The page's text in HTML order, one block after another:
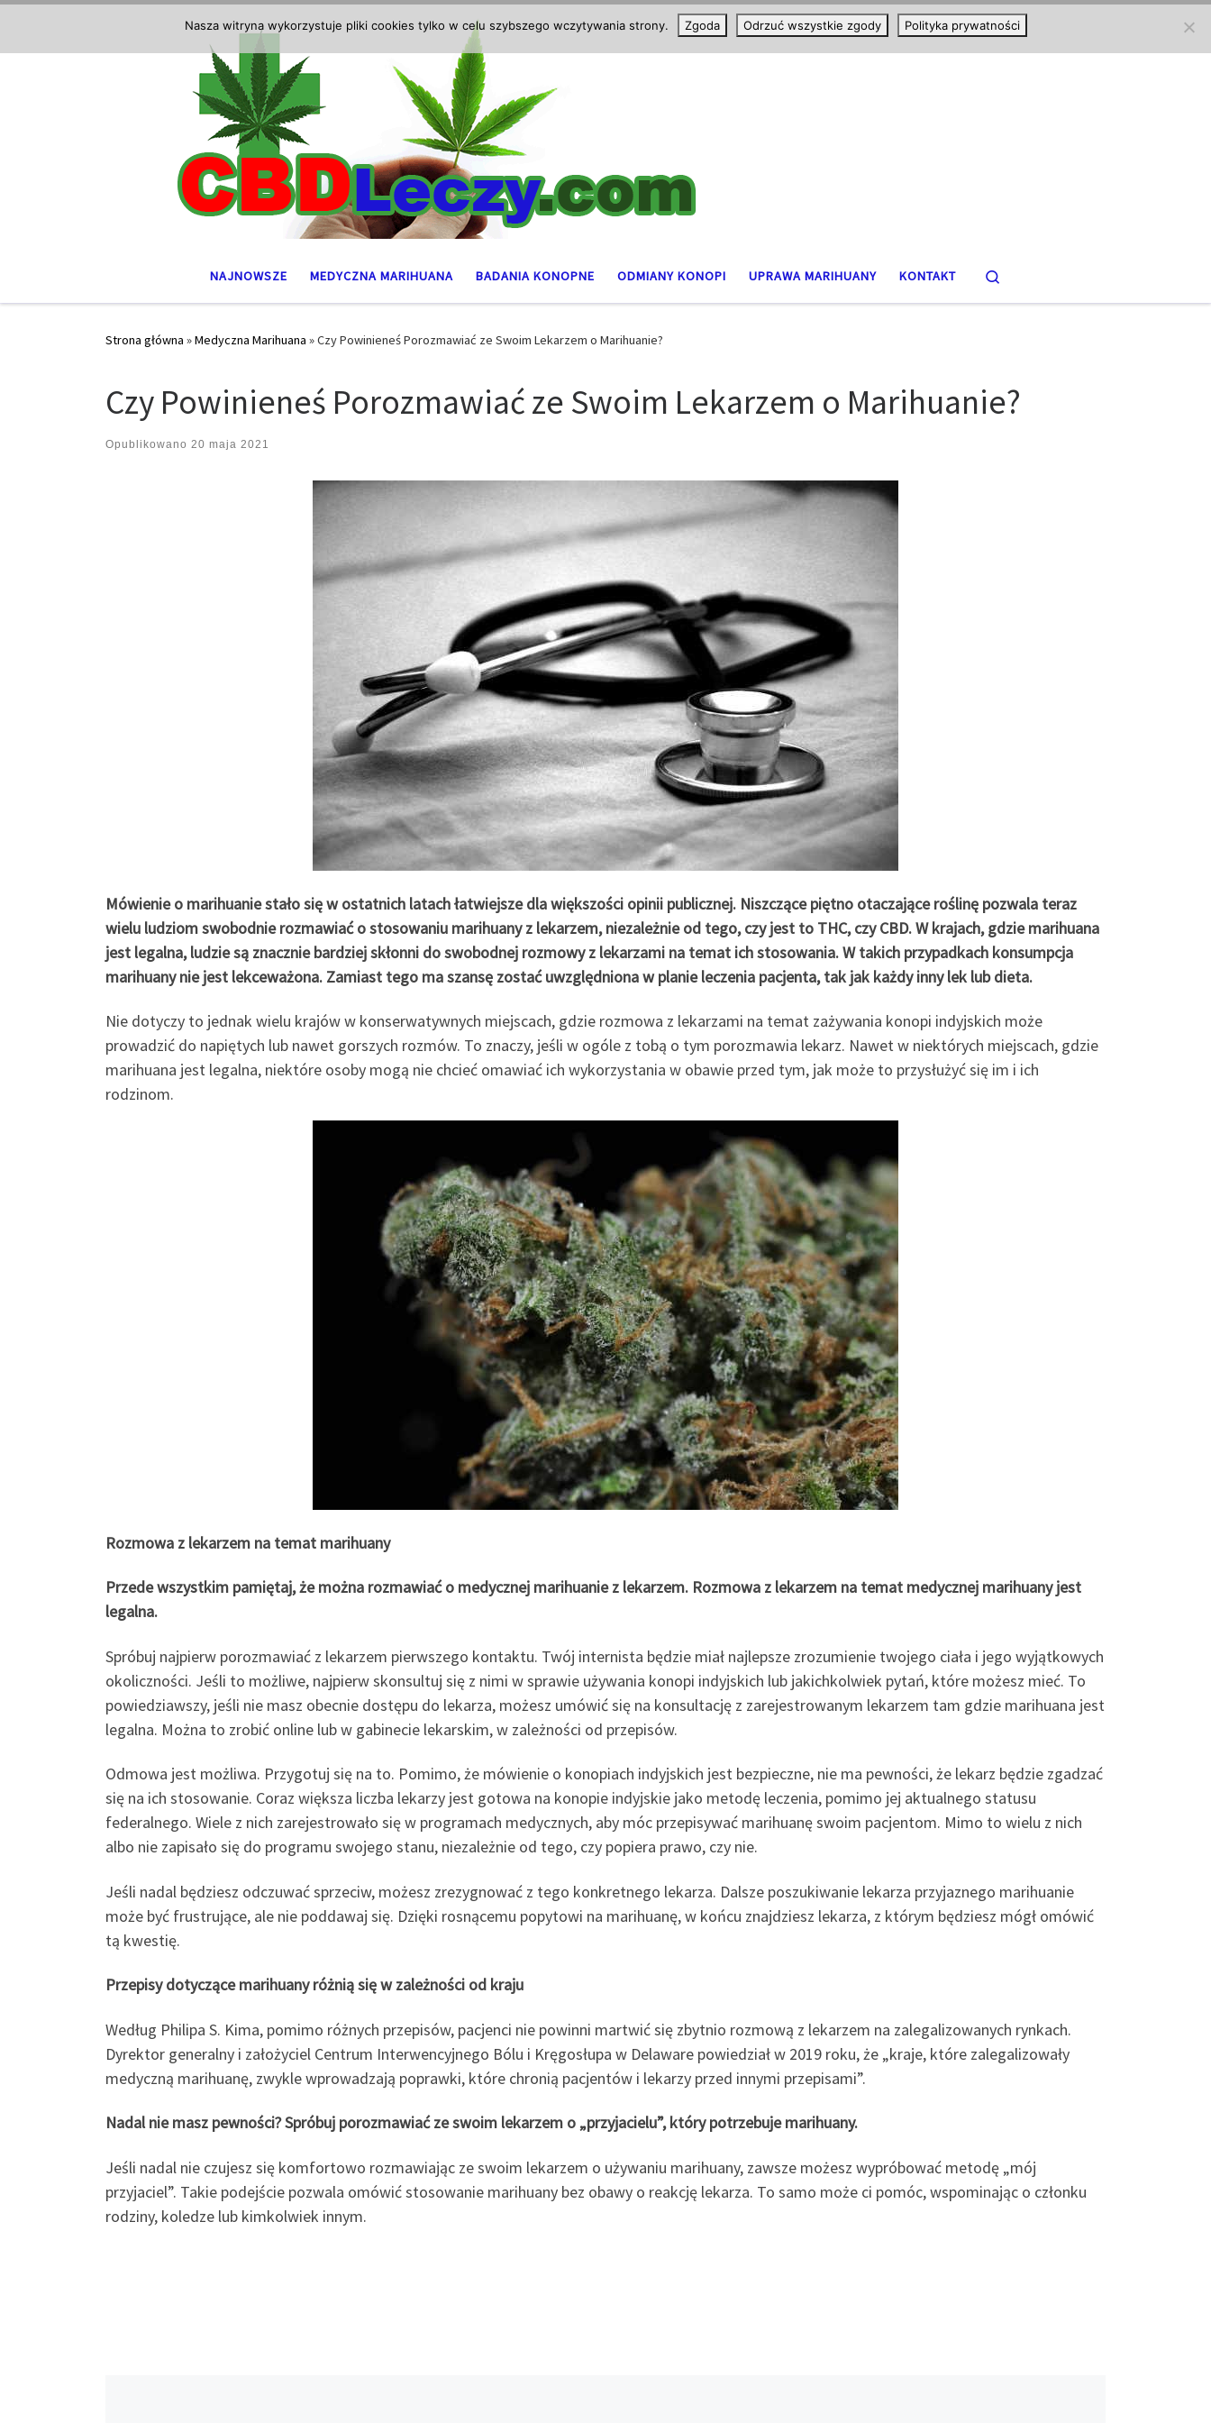
NAJNOWSZE MEDYCZNA MARIHUANA BADANIA KONOPNE ODMIANY KONOPI UPRAWA MARIHUANY KONTAKT
Strona główna »Medyczna Marihuana »Czy Powinieneś Porozmawiać ze Swoim Lekarzem o Marihuanie?
Czy Powinieneś Porozmawiać ze Swoim Lekarzem o Marihuanie?
Opublikowano 20 maja 2021
Mówienie o marihuanie stało się w ostatnich latach łatwiejsze dla większości opinii publicznej. Niszczące piętno otaczające roślinę pozwala teraz
wielu ludziom swobodnie rozmawiać o stosowaniu marihuany z lekarzem, niezależnie od tego, czy jest to THC, czy CBD. W krajach, gdzie marihuana
jest legalna, ludzie są znacznie bardziej skłonni do swobodnej rozmowy z lekarzami na temat ich stosowania. W takich przypadkach konsumpcja
marihuany nie jest lekceważona. Zamiast tego ma szansę zostać uwzględniona w planie leczenia pacjenta, tak jak każdy inny lek lub dieta.
Nie dotyczy to jednak wielu krajów w konserwatywnych miejscach, gdzie rozmowa z lekarzami na temat zażywania konopi indyjskich może
prowadzić do napiętych lub nawet gorszych rozmów. To znaczy, jeśli w ogóle z tobą o tym porozmawia lekarz. Nawet w niektórych miejscach, gdzie
marihuana jest legalna, niektóre osoby mogą nie chcieć omawiać ich wykorzystania w obawie przed tym, jak może to przysłużyć się im i ich
rodzinom.
Rozmowa z lekarzem na temat marihuany
Przede wszystkim pamiętaj, że można rozmawiać o medycznej marihuanie z lekarzem. Rozmowa z lekarzem na temat medycznej marihuany jest
legalna.
Spróbuj najpierw porozmawiać z lekarzem pierwszego kontaktu. Twój internista będzie miał najlepsze zrozumienie twojego ciała i jego wyjątkowych
okoliczności. Jeśli to możliwe, najpierw skonsultuj się z nimi w sprawie używania konopi indyjskich lub jakichkolwiek pytań, które możesz mieć. To
powiedziawszy, jeśli nie masz obecnie dostępu do lekarza, możesz umówić się na konsultację z zarejestrowanym lekarzem tam gdzie marihuana jest
legalna. Można to zrobić online lub w gabinecie lekarskim, w zależności od przepisów.
Odmowa jest możliwa. Przygotuj się na to. Pomimo, że mówienie o konopiach indyjskich jest bezpieczne, nie ma pewności, że lekarz będzie zgadzać
się na ich stosowanie. Coraz większa liczba lekarzy jest gotowa na konopie indyjskie jako metodę leczenia, pomimo jej aktualnego statusu
federalnego. Wiele z nich zarejestrowało się w programach medycznych, aby móc przepisywać marihuanę swoim pacjentom. Mimo to wielu z nich
albo nie zapisało się do programu swojego stanu, niezależnie od tego, czy popiera prawo, czy nie.
Jeśli nadal będziesz odczuwać sprzeciw, możesz zrezygnować z tego konkretnego lekarza. Dalsze poszukiwanie lekarza przyjaznego marihuanie
może być frustrujące, ale nie poddawaj się. Dzięki rosnącemu popytowi na marihuanę, w końcu znajdziesz lekarza, z którym będziesz mógł omówić
tą kwestię.
Przepisy dotyczące marihuany różnią się w zależności od kraju
Według Philipa S. Kima, pomimo różnych przepisów, pacjenci nie powinni martwić się zbytnio rozmową z lekarzem na zalegalizowanych rynkach.
Dyrektor generalny i założyciel Centrum Interwencyjnego Bólu i Kręgosłupa w Delaware powiedział w 2019 roku, że „kraje, które zalegalizowały
medyczną marihuanę, zwykle wprowadzają poprawki, które chronią pacjentów i lekarzy przed innymi przepisami”.
Nadal nie masz pewności? Spróbuj porozmawiać ze swoim lekarzem o „przyjacielu”, który potrzebuje marihuany.
Jeśli nadal nie czujesz się komfortowo rozmawiając ze swoim lekarzem o używaniu marihuany, zawsze możesz wypróbować metodę „mój
przyjaciel”. Takie podejście pozwala omówić stosowanie marihuany bez obawy o reakcję lekarza. To samo może ci pomóc, wspominając o członku
rodziny, koledze lub kimkolwiek innym.
Nasza witryna wykorzystuje pliki cookies tylko w celu szybszego wczytywania strony. Zgoda Odrzuć wszystkie zgody Polityka prywatności